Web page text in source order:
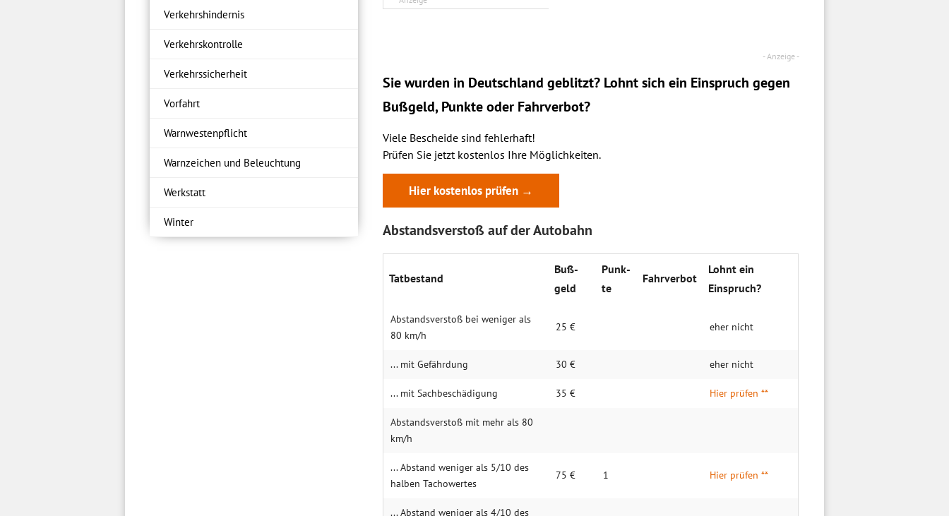
Verkehrshindernis
Verkehrskontrolle
Verkehrssicherheit
Vorfahrt
Warnwestenpflicht
Warnzeichen und Beleuchtung
Werkstatt
Winter
Sie wurden in Deutschland geblitzt? Lohnt sich ein Einspruch gegen
Bußgeld, Punkte oder Fahrverbot?
Viele Bescheide sind fehlerhaft!
Prüfen Sie jetzt kostenlos Ihre Möglichkeiten.
Hier kostenlos prüfen →
Abstandsverstoß auf der Autobahn
Tatbe­stand
Buß­
geld
Punk­
te
Fahrverbot
Lohnt ein
Einspruch?
Abstands­verstoß bei weniger als
80 km/h
25 € eher nicht
... mit Gefähr­dung 30 € eher nicht
... mit Sach­beschä­digung 35 € Hier prüfen **
Abstands­verstoß mit mehr als 80
km/h
... Abstand weniger als 5/10 des
halben Tacho­wertes
75 € 1 Hier prüfen **
... Abstand weniger als 4/10 des